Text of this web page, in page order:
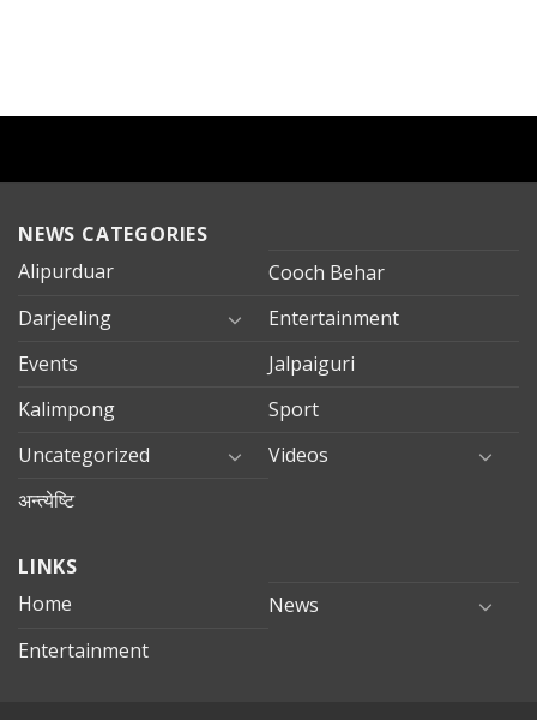
NEWS CATEGORIES
Alipurduar
Cooch Behar
Darjeeling
Entertainment
Events
Jalpaiguri
Kalimpong
Sport
Uncategorized
Videos
अन्त्येष्टि
LINKS
Home
News
Entertainment